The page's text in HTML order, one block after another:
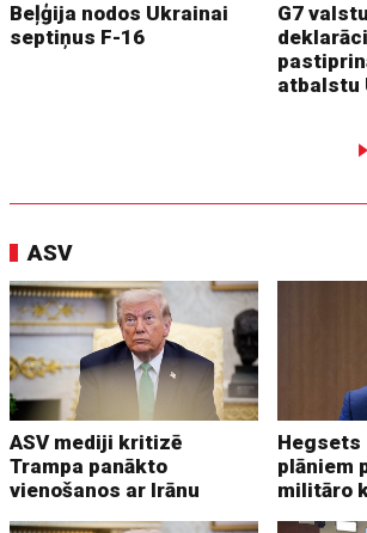
Beļģija nodos Ukrainai
septiņus F-16
G7
atbalstu
ASV
ASV mediji kritizē
Trampa panākto
vienošanos ar Irānu
Hegsets
plāniem
militāro